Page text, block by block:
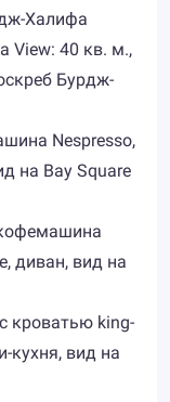
Халифа
View: 40 кв. м.,
Бурдж-
Nespresso,
на Bay Square
диван, вид на
кроватью king-
кухня, вид на